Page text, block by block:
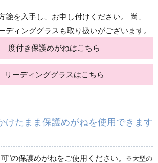
箋を入手し、お申し付けください。 尚、
ディンググラスも取り扱いがございます。
度付き保護めがねはこちら
リーディンググラスはこちら
けたまま保護めがねを使用できます
"の保護めがねをご使用ください。
※大型の